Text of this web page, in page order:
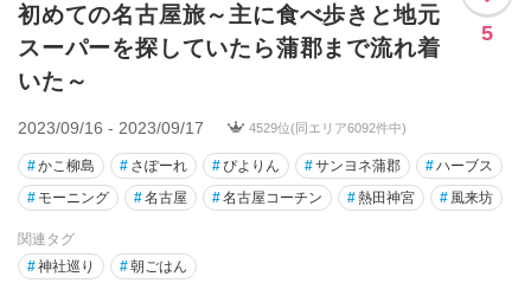
初めての名古屋旅～主に食べ歩きと地元
スーパーを探していたら蒲郡まで流れ着
いた～
5
2023/09/16 - 2023/09/17 4529位(同エリア6092件中)
#かこ柳島 # さぽーれ #ぴよりん #サンヨネ蒲郡 #ハーブス
# モーニング #名古屋 #名古屋コーチン #熱田神宮 # 風来坊
関連タグ
#神社巡り #朝ごはん